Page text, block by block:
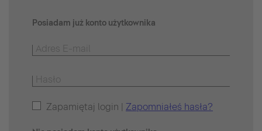
Posiadam już konto użytkownika
Zapamiętaj login | Zapomniałeś hasła?